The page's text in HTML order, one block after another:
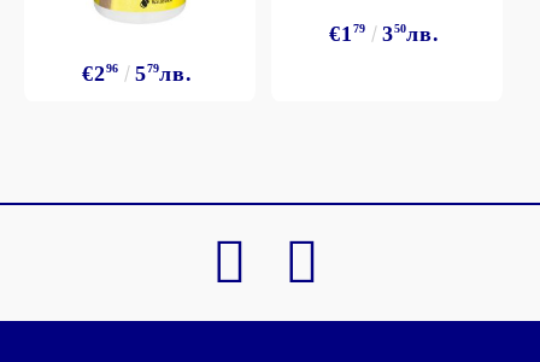
€296 579лв.
€179 350лв.